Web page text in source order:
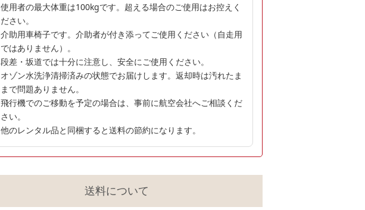
使用者の最大体重は100kgです。超える場合のご使用はお控えく
ださい。
介助用車椅子です。介助者が付き添ってご使用ください（自走用
ではありません）。
段差・坂道では十分に注意し、安全にご使用ください。
オゾン水洗浄清掃済みの状態でお届けします。返却時は汚れたま
まで問題ありません。
飛行機でのご移動を予定の場合は、事前に航空会社へご相談くだ
さい。
他のレンタル品と同梱すると送料の節約になります。
送料について